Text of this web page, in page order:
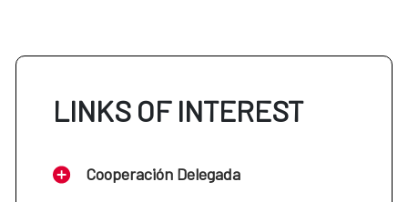
LINKS OF INTEREST
Cooperación Delegada